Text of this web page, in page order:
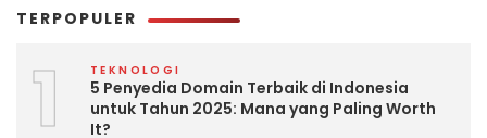
TERPOPULER
1 TEKNOLOGI
5 Penyedia Domain Terbaik di Indonesia
untuk Tahun 2025: Mana yang Paling Worth
It?